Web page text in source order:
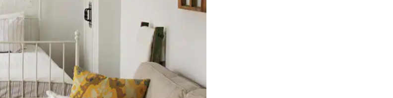
タッチまたはスワイプして検索結果を確認することができます。